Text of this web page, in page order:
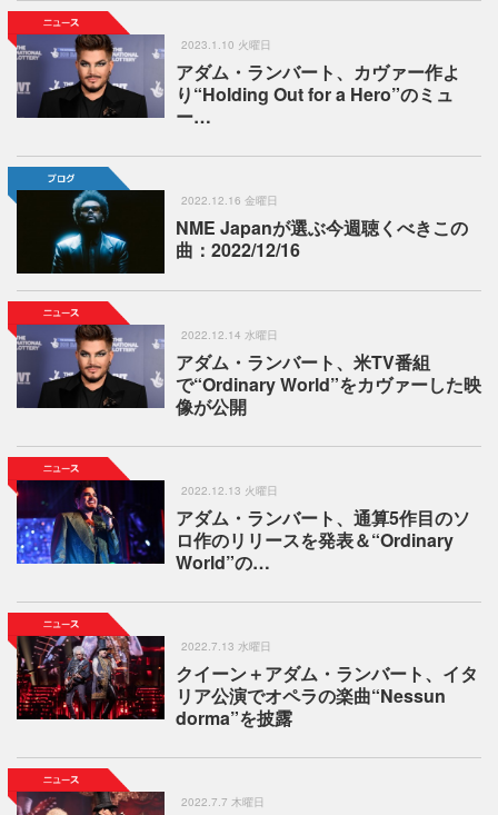
2023.1.10 火曜日
アダム・ランバート、カヴァー作よ
り“Holding Out for a Hero”のミュ
ー…
2022.12.16 金曜日
NME Japanが選ぶ今週聴くべきこの
曲：2022/12/16
2022.12.14 水曜日
アダム・ランバート、米TV番組
で“Ordinary World”をカヴァーした映
像が公開
2022.12.13 火曜日
アダム・ランバート、通算5作目のソ
ロ作のリリースを発表＆“Ordinary
World”の…
2022.7.13 水曜日
クイーン＋アダム・ランバート、イタ
リア公演でオペラの楽曲“Nessun
dorma”を披露
2022.7.7 木曜日